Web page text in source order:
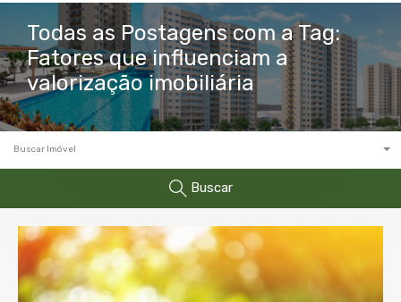
Todas as Postagens com a Tag:
Fatores que influenciam a
valorização imobiliária
Buscar Imóvel
Buscar